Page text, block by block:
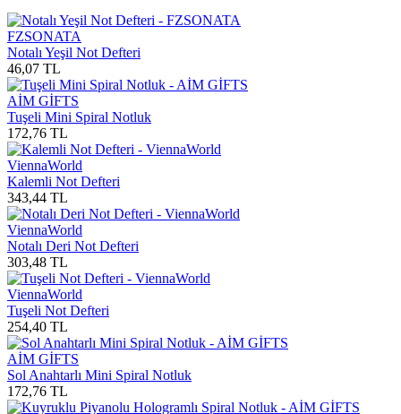
FZSONATA
Notalı Yeşil Not Defteri
46,07 TL
AİM GİFTS
Tuşeli Mini Spiral Notluk
172,76 TL
ViennaWorld
Kalemli Not Defteri
343,44 TL
ViennaWorld
Notalı Deri Not Defteri
303,48 TL
ViennaWorld
Tuşeli Not Defteri
254,40 TL
AİM GİFTS
Sol Anahtarlı Mini Spiral Notluk
172,76 TL